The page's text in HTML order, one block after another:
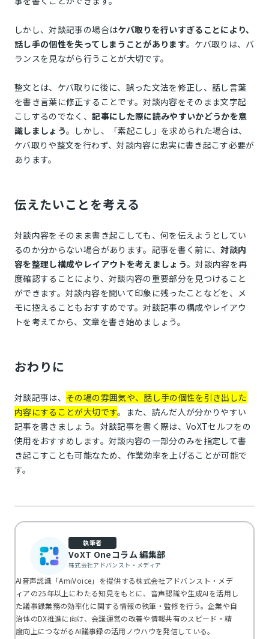
しかし、対談記事の場合はケバ取りを行いすぎることにより、
話し手の個性を失ってしまうことがあります。ケバ取りは、バ
ランスを見ながら行うことが大切です。
整文とは、ケバ取りに後に、誤った文法を修正し、話し言葉
を書き言葉に修正することです。対談内容をそのまま文字起
こしするのでなく、記事にした際に読みやすいかどうかを意
識しましょう。しかし、「素起こし」を求められた場合は、
ケバ取りや整文を行わず、対談内容に忠実に書き起こす必要が
あります。
伝えたいことを考える
対談内容をそのまま書き起こしても、何を伝えようとしてい
るのか分からない場合があります。記事を書く前に、対談内
容を整理し構成やレイアウトを考えましょう。対談内容を再
度確認することにより、対談内容の重要部分を見つけること
ができます。対談内容を聞いて印象に残ったことなどを、メ
モに控えることもおすすめです。対談記事の構成やレイアウ
トを考えてから、文章を書き始めましょう。
おわりに
対談記事は、 その場の雰囲気や、話し手の個性を引き出した
内容にすることが大切です。また、読んだ人が分かりやすい
記事を書きましょう。対談記事を書く際は、VoXTセルフをの
使用をおすすめします。対談内容の一部分のみを指定して書
き起こすことも可能なため、作業効率を上げることが可能で
す。
執筆者
VoXT Oneコラム 編集部
株式会社アドバンスト・メディア
AI音声認識「AmiVoice」を提供する株式会社アドバンスト・メデ
ィアの25年以上にわたる知見をもとに、音声認識や生成AIを活用し
た議事録業務の効率化に関する情報の執筆・監修を行う。企業や自
治体のDX推進に向け、会議運営の改善や情報共有のスピード・精
度向上につながるAI議事録の活用ノウハウを発信している。